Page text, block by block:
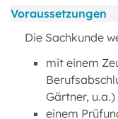
Voraussetzungen
Die Sachkunde
mit einem
Gärtner,
einem